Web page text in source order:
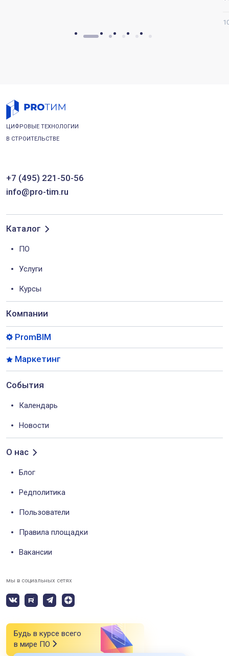
ЦИФРОВЫЕ ТЕХНОЛОГИИ
В СТРОИТЕЛЬСТВЕ
+7 (495) 221-50-56
info@pro-tim.ru
Каталог
ПО
Услуги
Курсы
Компании
PromBIM
Маркетинг
События
Календарь
Новости
О нас
Блог
Редполитика
Пользователи
Правила площадки
Вакансии
мы в социальных сетях
Будь в курсе всего
в мире ПО